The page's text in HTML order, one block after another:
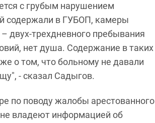
с грубым нарушением
содержали в ГУБОП, камеры
двух-трехдневного пребывания
нет душа. Содержание в таких
о том, что больному не давали
- сказал Садыгов.
по поводу жалобы арестованного
не владеют информацией об